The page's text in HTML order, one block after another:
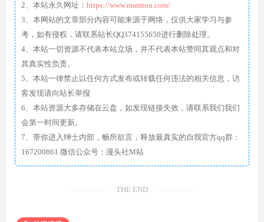
2、本站永久网址： https://www.mamtou.com/
3、本网站的文章部分内容可能来源于网络，仅供大家学习与参
考，如有侵权，请联系站长QQ374155650进行删除处理。
4、本站一切资源不代表本站立场，并不代表本站赞同其观点和对
其真实性负责。
5、本站一律禁止以任何方式发布或转载任何违法的相关信息，访
客发现请向站长举报
6、本站资源大多存储在云盘，如发现链接失效，请联系我们我们
会第一时间更新。
7、带你进入绅士内部，畅所欲言，释放最真实的自我官方qq群：
167200861 微信公众号：漫头社M站
THE END